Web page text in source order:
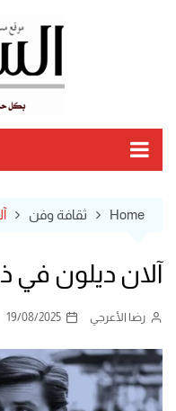
Home ثقافة وفن
آلان ديلون في
رضا الأعرجي 19/08/2025